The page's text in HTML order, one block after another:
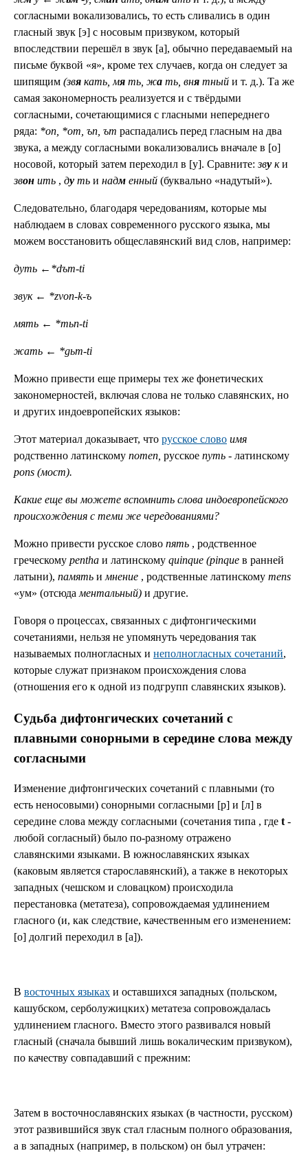
согласными вокализовались, то есть сливались в один
гласный звук [э] с носовым призвуком, который
впоследствии перешёл в звук [а], обычно передаваемый на
письме буквой «я», кроме тех случаев, когда он следует за
шипящим (звя кать, мя ть, жа ть, вня тный и т. д.). Та же
самая закономерность реализуется и с твёрдыми
согласными, сочетающимися с гласными непереднего
ряда: *on, *om, ъn, ъm распадались перед гласным на два
звука, а между согласными вокализовались вначале в [о]
носовой, который затем переходил в [у]. Сравните:зву ки
звон ить , ду ть и надм енный (буквально «надутый»).
Следовательно, благодаря чередованиям, которые мы
наблюдаем в словах современного русского языка, мы
можем восстановить общеславянский вид слов, например:
дуть ← *dъm-ti
звук ← *zvon-k-ъ
мять ← *mьn-ti
жать ← *gьm-ti
Можно привести еще примеры тех же фонетических
закономерностей, включая слова не только славянских, но
и других индоевропейских языков:
Этот материал доказывает, что русское слово имя
родственно латинскому nomen, русское путь - латинскому
pons (мост).
Какие еще вы можете вспомнить слова индоевропейского
происхождения с теми же чередованиями?
Можно привести русское слово пять , родственное
греческому pentha и латинскому quinque (pinque в ранней
латыни), память и мнение , родственные латинскому mens
«ум» (отсюда ментальный) и другие.
Говоря о процессах, связанных с дифтонгическими
сочетаниями, нельзя не упомянуть чередования так
называемых полногласных и неполногласных сочетаний,
которые служат признаком происхождения слова
(отношения его к одной из подгрупп славянских языков).
Судьба дифтонгических сочетаний с
плавными сонорными в середине слова между
согласными
Изменение дифтонгических сочетаний с плавными (то
есть неносовыми) сонорными согласными [р] и [л] в
середине слова между согласными (сочетания типа , где t -
любой согласный) былo по-разному отраженo
славянскими языками. В южнославянских языках
(каковым является старославянский), а также в некоторых
западных (чешском и словацком) происходила
перестановка (метатеза), сопровождаемая удлинением
гласного (и, как следствие, качественным его изменением:
[o] долгий переходил в [a]).
В восточных языках и оставшихся западных (польском,
кашубском, серболужицких) метатеза сопровождалась
удлинением гласного. Вместо этого развивался новый
гласный (сначала бывший лишь вокалическим призвуком),
по качеству совпадавший с прежним:
Затем в восточнославянских языках (в частности, русском)
этот развившийся звук стал гласным полного образования,
а в западных (например, в польском) он был утрачен: